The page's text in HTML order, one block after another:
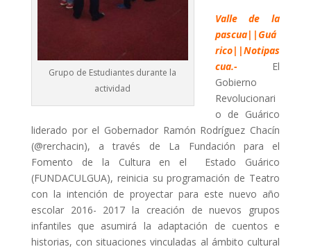
Grupo de Estudiantes durante la
actividad
Valle de la
pascua||Guá
rico||Notipas
cua.-El
Gobierno
Revolucionari
o de Guárico
liderado por el Gobernador Ramón Rodríguez Chacín
(@rerchacin), a través de La Fundación para el
Fomento de la Cultura en el Estado Guárico
(FUNDACULGUA), reinicia su programación de Teatro
con la intención de proyectar para este nuevo año
escolar 2016- 2017 la creación de nuevos grupos
infantiles que asumirá la adaptación de cuentos e
historias, con situaciones vinculadas al ámbito cultural